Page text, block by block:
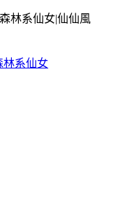
林系仙女|仙仙風
林系仙女